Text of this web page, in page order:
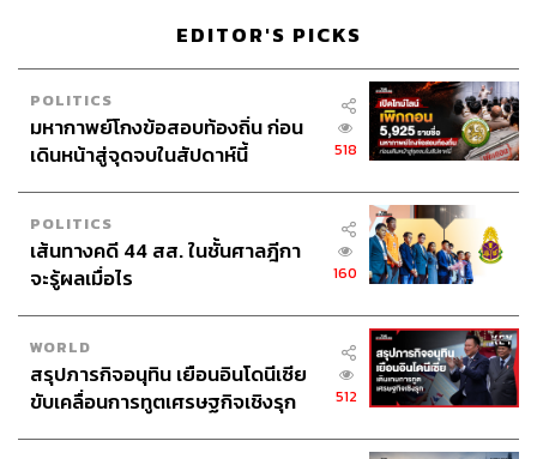
EDITOR'S PICKS
POLITICS
มหากาพย์โกงข้อสอบท้องถิ่น ก่อน
เดินหน้าสู่จุดจบในสัปดาห์นี้
518
POLITICS
เส้นทางคดี 44 สส. ในชั้นศาลฎีกา
จะรู้ผลเมื่อไร
160
WORLD
สรุปภารกิจอนุทิน เยือนอินโดนีเซีย
ขับเคลื่อนการทูตเศรษฐกิจเชิงรุก
512